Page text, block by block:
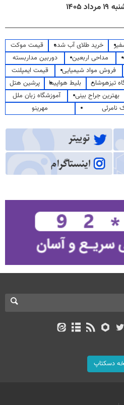
۱۴۰۵
خرید طلای آب شده
قیمت موکت
مداحی اربعین
دوربین مداربسته
فروش مواد شیمیایی
قیمت ایمپلنت
تیزهوشان بلیط هواپیما
پرشین هتل
بهترین جراح بینی
آموزشگاه زبان ملل
مهرینو
دسکتاپ